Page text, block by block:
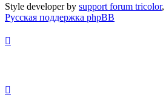
Style developer by support forum tricolor,
Русская поддержка phpBB